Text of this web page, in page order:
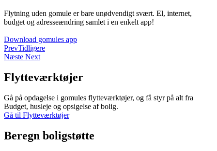
Flytning uden gomule er bare unødvendigt svært. El, internet,
budget og adresseændring samlet i en enkelt app!
Download gomules app
PrevTidligere
Næste Next
Flytteværktøjer
Gå på opdagelse i gomules flytteværktøjer, og få styr på alt fra
Budget, husleje og opsigelse af bolig.
Gå til Flytteværktøjer
Beregn boligstøtte